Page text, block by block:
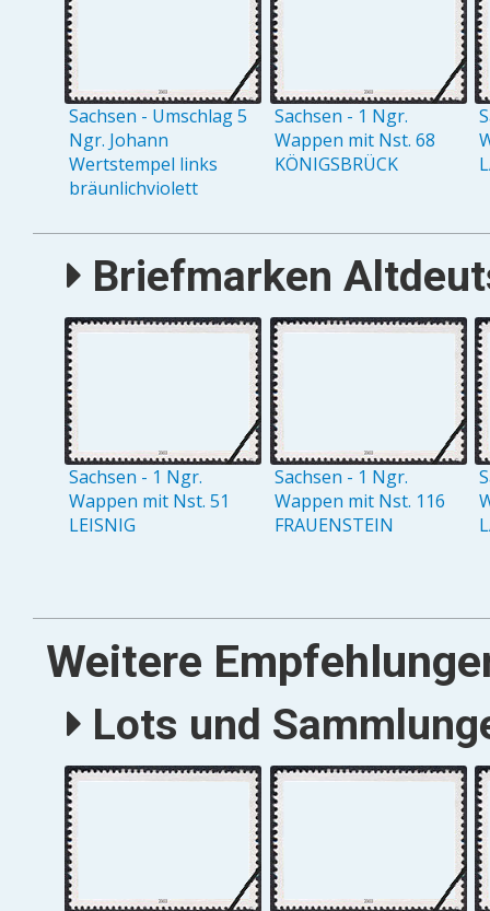
Sachsen - Umschlag 5
Ngr. Johann
Wertstempel links
bräunlichviolett
Sachsen - 1 Ngr.
Wappen mit Nst. 68
KÖNIGSBRÜCK
Briefmarken
Sachsen - 1 Ngr.
Wappen mit Nst. 51
LEISNIG
Sachsen - 1 Ngr.
Wappen mit Nst. 116
FRAUENSTEIN
Weitere
Lots und